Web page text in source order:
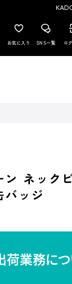
お気に入り SNS一覧 ロ
ン ネック
バッジ